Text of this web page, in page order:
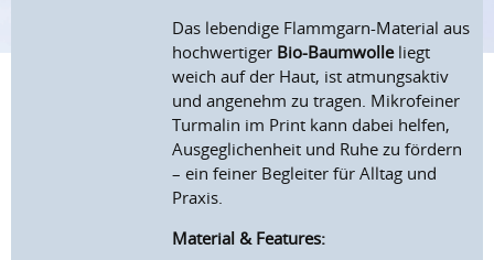
Das lebendige Flammgarn-Material aus
hochwertiger Bio-Baumwolleliegt
weich auf der Haut, ist atmungsaktiv
und angenehm zu tragen. Mikrofeiner
Turmalin im Print kann dabei helfen,
Ausgeglichenheit und Ruhe zu fördern
– ein feiner Begleiter für Alltag und
Praxis.
Material & Features: